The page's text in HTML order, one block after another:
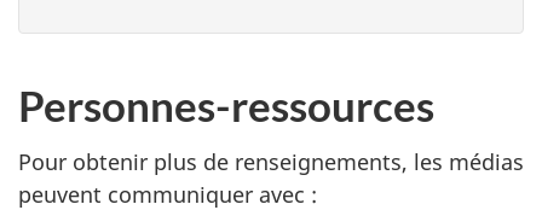
Personnes-ressources
Pour obtenir plus de renseignements, les médias
peuvent communiquer avec :